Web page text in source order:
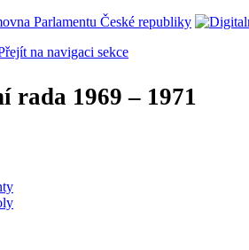
na navigaci sekce
rada 1969 – 1971